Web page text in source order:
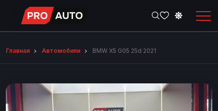
Главная Автомобили BMW X5 G05 25d 2021